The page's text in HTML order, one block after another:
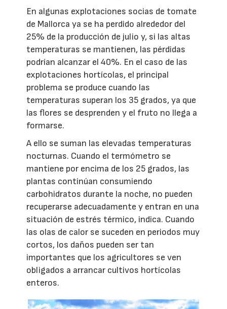
En algunas explotaciones socias de tomate
de Mallorca ya se ha perdido alrededor del
25% de la producción de julio y, si las altas
temperaturas se mantienen, las pérdidas
podrían alcanzar el 40%. En el caso de las
explotaciones hortícolas, el principal
problema se produce cuando las
temperaturas superan los 35 grados, ya que
las flores se desprenden y el fruto no llega a
formarse.
A ello se suman las elevadas temperaturas
nocturnas. Cuando el termómetro se
mantiene por encima de los 25 grados, las
plantas continúan consumiendo
carbohidratos durante la noche, no pueden
recuperarse adecuadamente y entran en una
situación de estrés térmico, indica. Cuando
las olas de calor se suceden en periodos muy
cortos, los daños pueden ser tan
importantes que los agricultores se ven
obligados a arrancar cultivos hortícolas
enteros.